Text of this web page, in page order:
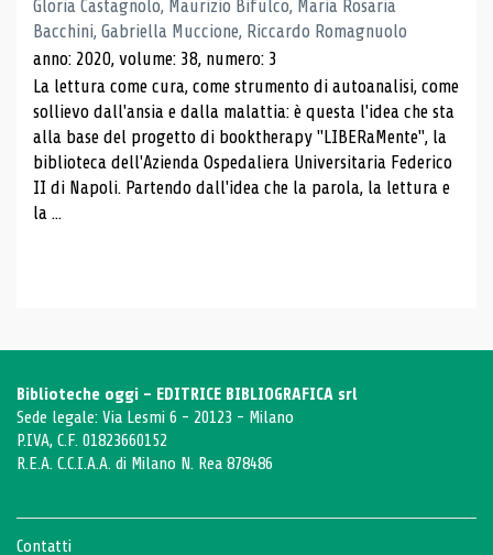
Gloria Castagnolo, Maurizio Bifulco, Maria Rosaria
Bacchini, Gabriella Muccione, Riccardo Romagnuolo
anno: 2020, volume: 38, numero: 3
La lettura come cura, come strumento di autoanalisi, come
sollievo dall'ansia e dalla malattia: è questa l'idea che sta
alla base del progetto di booktherapy "LIBERaMente", la
biblioteca dell'Azienda Ospedaliera Universitaria Federico
II di Napoli. Partendo dall'idea che la parola, la lettura e
la ...
Biblioteche oggi - EDITRICE BIBLIOGRAFICA srl
Sede legale: Via Lesmi 6 - 20123 - Milano
P.IVA, C.F. 01823660152
R.E.A. C.C.I.A.A. di Milano N. Rea 878486
Contatti